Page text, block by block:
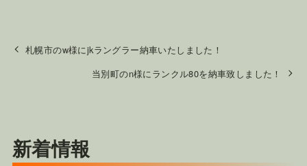
札幌市のw様にjkラングラー納車いたしました！
当別町のn様にランクル80を納車致しました！
新着情報